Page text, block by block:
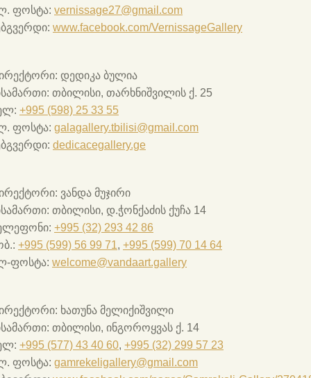
ფოსტა: vernissage27@gmail.com
www.facebook.com/VernissageGallery
დედიკა ბულია
თბილისი, თარხნიშვილის ქ. 25
+995 (598) 25 33 55
ფოსტა: galagallery.tbilisi@gmail.com
dedicacegallery.ge
ვანდა მუჯირი
თბილისი, დ.ჭონქაძის ქუჩა 14
+995 (32) 293 42 86
+995 (599) 56 99 71, +995 (599) 70 14 64
ფოსტა: welcome@vandaart.gallery
ხათუნა მელიქიშვილი
თბილისი, ინგოროყვას ქ. 14
+995 (577) 43 40 60, +995 (32) 299 57 23
ფოსტა: gamrekeligallery@gmail.com